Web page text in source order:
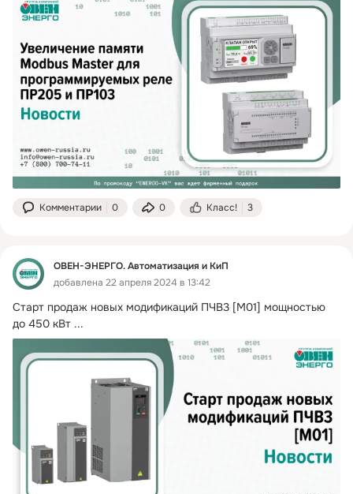
Комментарии 0 0 Класс! 3
ОВЕН-ЭНЕРГО. Автоматизация и КиП
добавлена 22 апреля 2024 в 13:42
Старт продаж новых модификаций ПЧВ3 [M01] мощностью
до 450 кВт ...